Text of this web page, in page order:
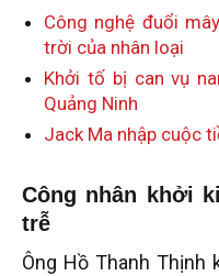
Công nghệ đuổi
trời của nhân loại
Khởi tố bị can vụ
Quảng Ninh
Jack Ma nhập cuộc
Công nhân khởi
trễ
Ông Hồ Thanh Thịnh